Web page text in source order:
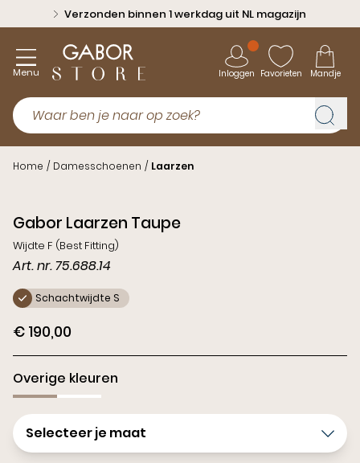
Verzonden binnen 1 werkdag uit NL magazijn
Menu Inloggen Favorieten Mandje
Home / Damesschoenen / Laarzen
Gabor Laarzen Taupe
Wijdte F (Best Fitting)
Art. nr. 75.688.14
Schachtwijdte S
€ 190,00
Overige kleuren
Selecteer je maat